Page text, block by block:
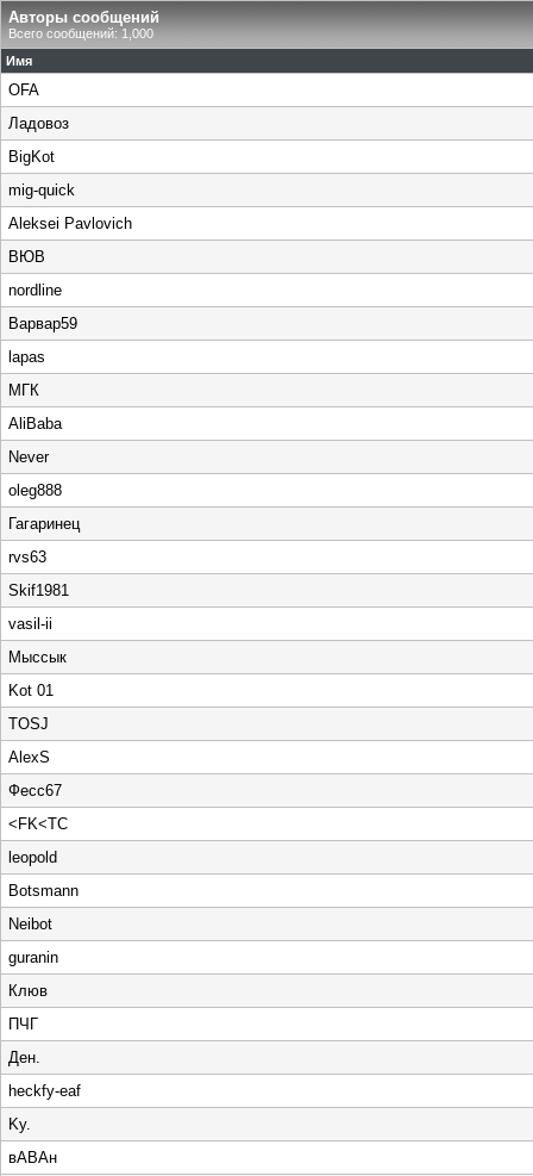
Авторы сообщений
Всего сообщений: 1,000
Имя
OFA
Ладовоз
BigKot
mig-quick
Aleksei Pavlovich
ВЮВ
nordline
Варвар59
lapas
МГК
AliBaba
Never
oleg888
Гагаринец
rvs63
Skif1981
vasil-ii
Мыссык
Kot 01
TOSJ
AlexS
Фесс67
<FK<TC
leopold
Botsmann
Neibot
guranin
Клюв
ПЧГ
Ден.
heckfy-eaf
Ky.
вАВАн